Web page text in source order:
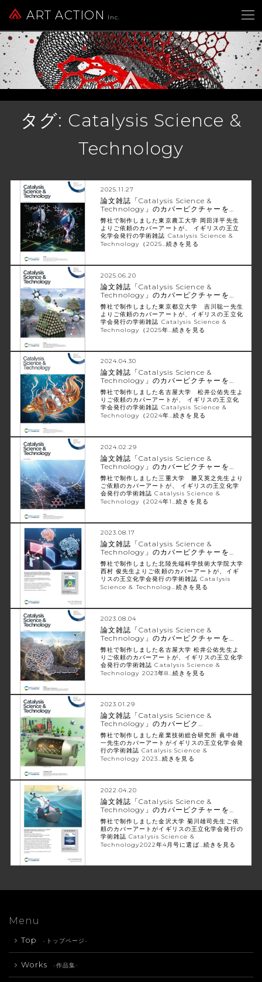
ART ACTION Inc.
タグ: Catalysis Science &
Technology
2025.11.27
論文雑誌「Catalysis Science &
Technology」のカバーピクチャーを…
弊社で制作しました東京農工大学 岡田洋平先生
よりご依頼のカバーアートが、 イギリスの王立
化学会発行の学術雑誌 Catalysis Science &
Technology（2025…続きを見る
2025.06.20
論文雑誌「Catalysis Science &
Technology」のカバーピクチャーを…
弊社で制作しました東京都立大学 吉川聡一先生
よりご依頼のカバーアートが、イギリスの王立化
学会発行の学術雑誌 Catalysis Science &
Technology（2025年…続きを見る
2024.04.30
論文雑誌「Catalysis Science &
Technology」のカバーピクチャーを…
弊社で制作しました名古屋大学 松井公佑先生よ
りご依頼のカバーアートが、 イギリスの王立化
学会発行の学術雑誌 Catalysis Science &
Technology（2024年…続きを見る
2024.02.29
論文雑誌「Catalysis Science &
Technology」のカバーピクチャーを…
弊社で制作しました三重大学 勝又英之先生より
ご依頼のカバーアートが、 イギリスの王立化学
会発行の学術雑誌 Catalysis Science &
Technology（2024年1…続きを見る
2023.08.17
論文雑誌「Catalysis Science &
Technology」のカバーピクチャーを…
弊社で制作しました北陸先端科学技術大学院大学
西村 俊先生よりご依頼のカバーアートが、イギ
リスの王立化学会発行の学術雑誌 Catalysis
Science & Technolog…続きを見る
2023.08.04
論文雑誌「Catalysis Science &
Technology」のカバーピクチャーを…
弊社で制作しました名古屋大学 松井公佑先生よ
りご依頼のカバーアートが、イギリスの王立化学
会発行の学術雑誌 Catalysis Science &
Technology 2023年8…続きを見る
2023.01.29
論文雑誌「Catalysis Science &
Technology」のカバーピク…
弊社で制作しました産業技術総合研究所 眞中雄
一先生のカバーアートがイギリスの王立化学会発
行の学術雑誌 Catalysis Science &
Technology 2023…続きを見る
2022.04.20
論文雑誌「Catalysis Science &
Technology」のカバーピクチャーを…
弊社で制作しました金沢大学 菊川雄司先生ご依
頼のカバーアートがイギリスの王立化学会発行の
学術雑誌 Catalysis Science &
Technology2022年4月号に選ば…続きを見る
Menu
Top -トップページ-
Works -作品集-